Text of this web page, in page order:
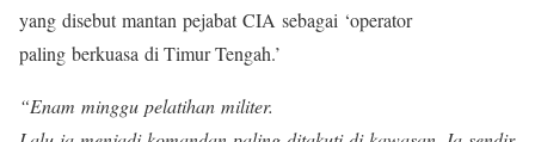
yang disebut mantan pejabat CIA sebagai ‘operator
paling berkuasa di Timur Tengah.’
“Enam minggu pelatihan militer.